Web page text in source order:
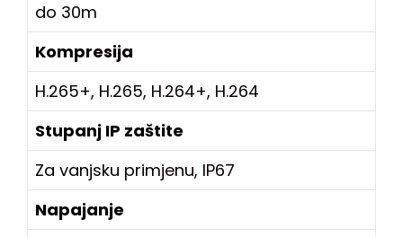
do 30m
Kompresija
H.265+, H.265, H.264+, H.264
Stupanj IP zaštite
Za vanjsku primjenu, IP67
Napajanje